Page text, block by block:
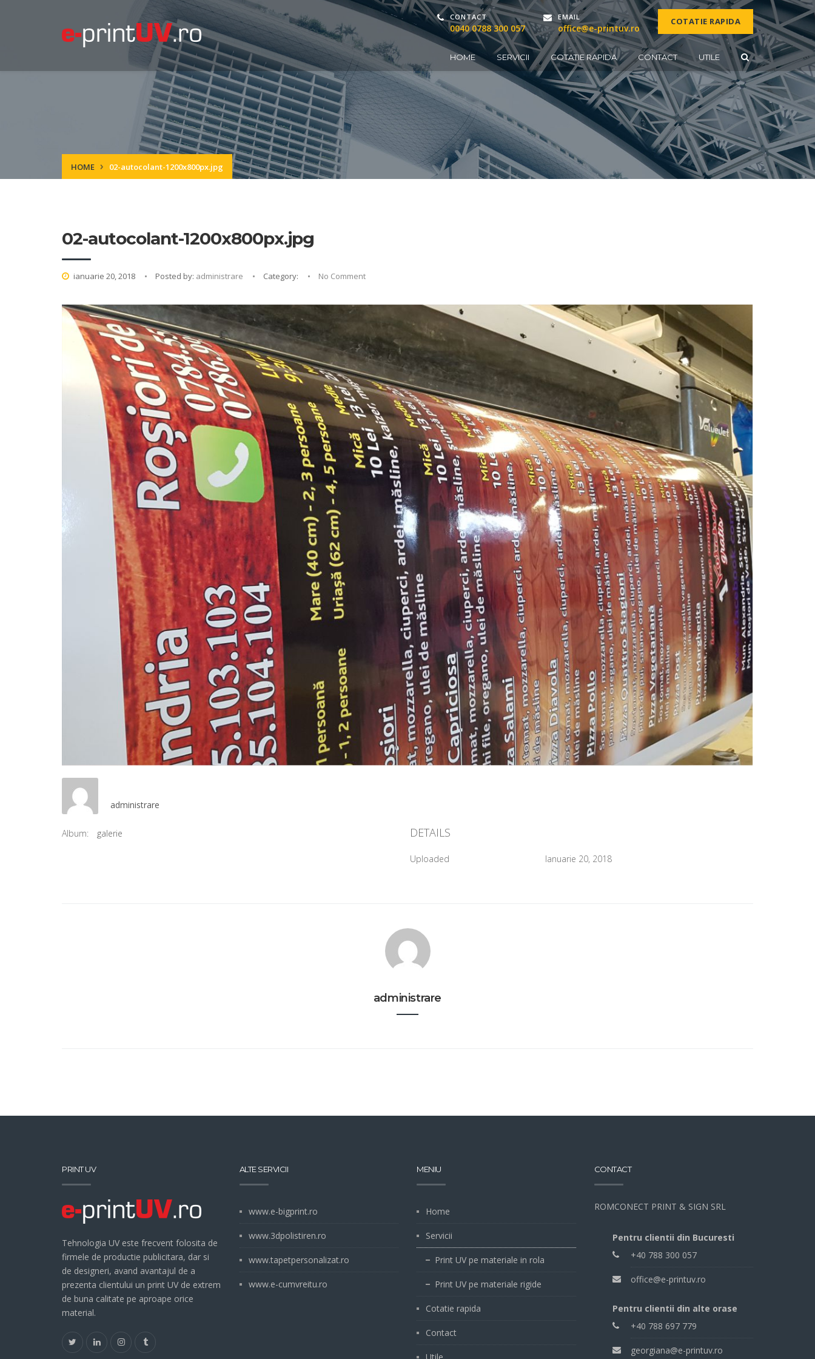
CONTACT
0040 0788 300 057
EMAIL
office@e-printuv.ro
COTATIE RAPIDA
HOME SERVICII COTATIE RAPIDA CONTACT UTILE
HOME 02-autocolant-1200x800px.jpg
02-autocolant-1200x800px.jpg
ianuarie 20, 2018 Posted by: administrare Category: No Comment
administrare
Album: galerie DETAILS
Uploaded Ianuarie 20, 2018
administrare
PRINT UV
Tehnologia UV este frecvent folosita de
firmele de productie publicitara, dar si
de designeri, avand avantajul de a
prezenta clientului un print UV de extrem
de buna calitate pe aproape orice
material.
ALTE SERVICII
www.e-bigprint.ro
www.3dpolistiren.ro
www.tapetpersonalizat.ro
www.e-cumvreitu.ro
MENIU
Home
Servicii
Print UV pe materiale in rola
Print UV pe materiale rigide
Cotatie rapida
Contact
CONTACT
ROMCONECT PRINT & SIGN SRL
Pentru clientii din Bucuresti
+40 788 300 057
office@e-printuv.ro
Pentru clientii din alte orase
+40 788 697 779
georgiana@e-printuv.ro